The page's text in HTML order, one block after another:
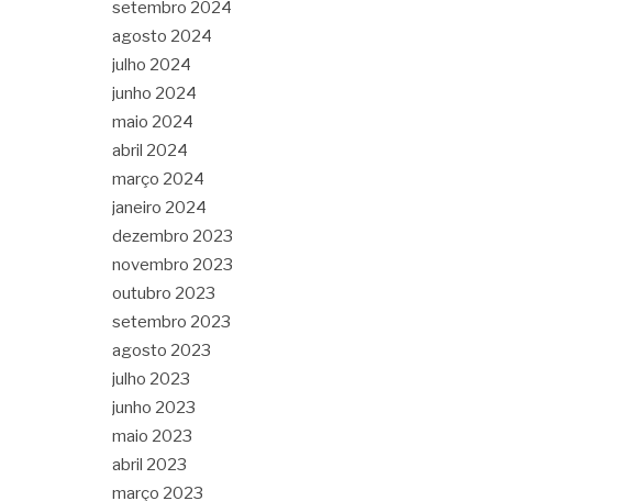
setembro 2024
agosto 2024
julho 2024
junho 2024
maio 2024
abril 2024
março 2024
janeiro 2024
dezembro 2023
novembro 2023
outubro 2023
setembro 2023
agosto 2023
julho 2023
junho 2023
maio 2023
abril 2023
março 2023